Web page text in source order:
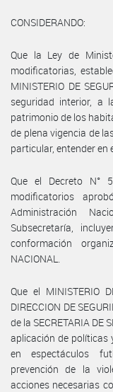
CONSIDERANDO:
Que la Ley de
modificatorias,
MINISTERIO DE
seguridad interior, a
patrimonio de los
de plena vigencia de
particular, entender en
Que el Decreto N°
modificatorios
Administración
Subsecretaría,
conformación
NACIONAL.
Que el MINISTERIO
DIRECCION DE
de la SECRETARIA DE
aplicación de políticas
en espectáculos
prevención de la
acciones necesarias